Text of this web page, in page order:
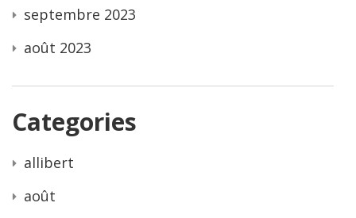
septembre 2023
août 2023
Categories
allibert
août